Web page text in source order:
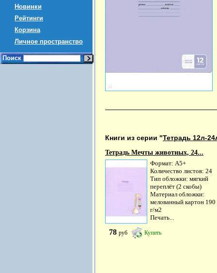
Новинки
Рейтинги
Корзина
Личное пространство
Поиск
Книги из серии "Тетрадь 12л-
Тетрадь Мечты животных, 24...
Формат: А5+
Количество листов: 24
Тип обложки: мягкий
переплёт (2 скобы)
Материал обложки:
мелованный картон 190
г/м2
Печать...
78 руб Купить